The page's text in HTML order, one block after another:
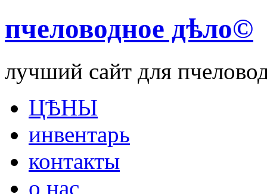
пчеловодное дѣло©
лучший сайт для
ЦѢНЫ
инвентарь
контакты
о нас